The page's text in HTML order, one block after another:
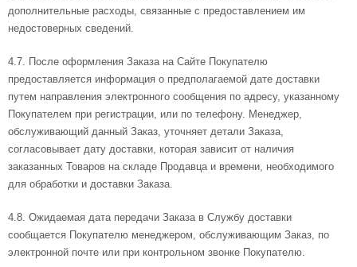
дополнительные расходы, связанные с предоставлением им
недостоверных сведений.
4.7. После оформления Заказа на Сайте Покупателю
предоставляется информация о предполагаемой дате доставки
путем направления электронного сообщения по адресу, указанному
Покупателем при регистрации, или по телефону. Менеджер,
обслуживающий данный Заказ, уточняет детали Заказа,
согласовывает дату доставки, которая зависит от наличия
заказанных Товаров на складе Продавца и времени, необходимого
для обработки и доставки Заказа.
4.8. Ожидаемая дата передачи Заказа в Службу доставки
сообщается Покупателю менеджером, обслуживающим Заказ, по
электронной почте или при контрольном звонке Покупателю.